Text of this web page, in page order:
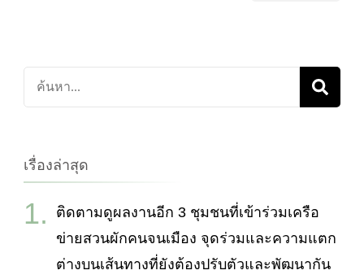
ค้นหา
เกี่ยว
เรื่องล่าสุด
ติดตามดูผลงานอีก 3 ชุมชนที่เข้าร่วมเครือ
ข่ายสวนผักคนจนเมือง จุดร่วมและความแตก
ต่างบนเส้นทางที่ยังต้องปรับตัวและพัฒนากัน